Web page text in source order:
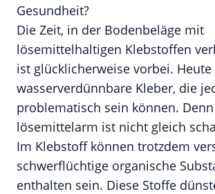
Gesundheit?
Die Zeit, in der Bodenbeläge mit
lösemittelhaltigen Klebstoffen
ist glücklicherweise vorbei.
wasserverdünnbare Kleber, die
problematisch sein können. Denn
lösemittelarm ist nicht gleich
Im Klebstoff können trotzdem
schwerflüchtige organische
enthalten sein. Diese Stoffe